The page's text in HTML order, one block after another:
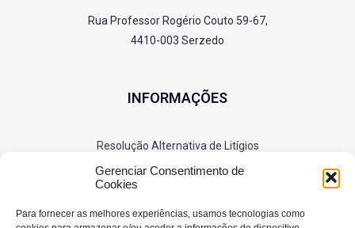
Gerenciar Consentimento de
Cookies
Para fornecer as melhores experiências, usamos tecnologias como
Rua Professor Rogério Couto 59-67,
4410-003 Serzedo
INFORMAÇÕES
Resolução Alternativa de Litígios
Política de Privacidade